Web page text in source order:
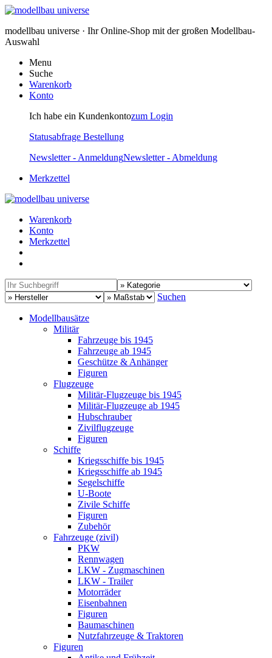
modellbau universe · Ihr Online-Shop mit der großen Modellbau-
Auswahl
Menu
Suche
Warenkorb
Konto
Ich habe ein Kundenkontozum Login
Statusabfrage Bestellung
Newsletter - AnmeldungNewsletter - Abmeldung
Merkzettel
Warenkorb
Konto
Merkzettel
Suchen
Modellbausätze
Militär
Fahrzeuge bis 1945
Fahrzeuge ab 1945
Geschütze & Anhänger
Figuren
Flugzeuge
Militär-Flugzeuge bis 1945
Militär-Flugzeuge ab 1945
Hubschrauber
Zivilflugzeuge
Figuren
Schiffe
Kriegsschiffe bis 1945
Kriegsschiffe ab 1945
Segelschiffe
U-Boote
Zivile Schiffe
Figuren
Zubehör
Fahrzeuge (zivil)
PKW
Rennwagen
LKW - Zugmaschinen
LKW - Trailer
Motorräder
Eisenbahnen
Figuren
Baumaschinen
Nutzfahrzeuge & Traktoren
Figuren